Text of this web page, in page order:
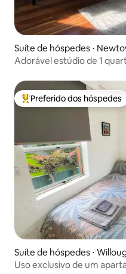
Suíte de hóspedes ⋅
Adorável estúdio de 1
Entre os melhores
Preferido dos hóspedes
Suíte de hóspedes ⋅
Uso exclusivo de um